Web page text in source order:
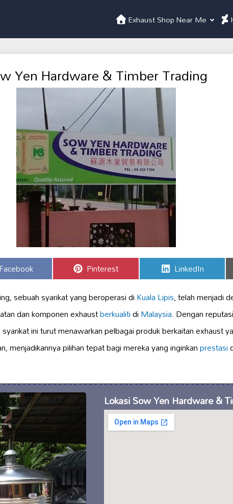
Exhaust Shop Near Me
Yen Hardware & Timber Trading
Share
Facebook Share
on
Pinterest Share
on
LinkedIn
sebuah syarikat yang beroperasi diKuala Lipis, telah menjadi
dan komponen exhaustberkualitidiMalaysia. Dengan
ini turut menawarkan pelbagai produk berkaitan exhaust
menjadikannya pilihan tepat bagi mereka yang inginkanprestasi
Lokasi Sow Yen Hardware &